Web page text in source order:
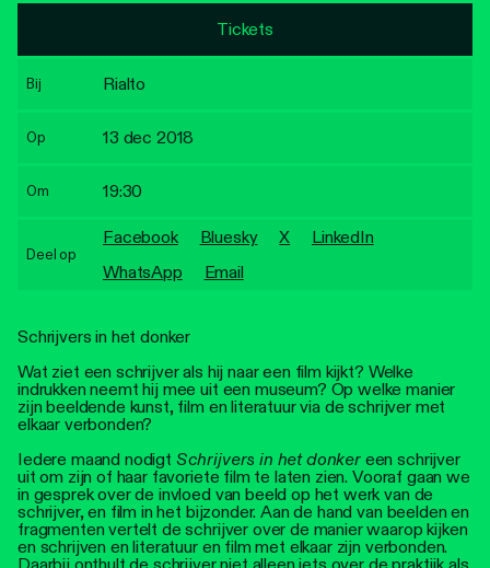
Schrijvers in het donker
Wat ziet een schrijver als hij naar een film kijkt? Welke
indrukken neemt hij mee uit een museum? Op welke manier
zijn beeldende kunst, film en literatuur via de schrijver met
elkaar verbonden?
Iedere maand nodigt Schrijvers in het donker een schrijver
uit om zijn of haar favoriete film te laten zien. Vooraf gaan we
in gesprek over de invloed van beeld op het werk van de
schrijver, en film in het bijzonder. Aan de hand van beelden en
fragmenten vertelt de schrijver over de manier waarop kijken
en schrijven en literatuur en film met elkaar zijn verbonden.
Tickets
Bij Rialto
Op 13 dec 2018
Om 19:30
Deel op
Facebook Bluesky X
LinkedIn
WhatsApp
Email
Personen
Toegankelijkheid